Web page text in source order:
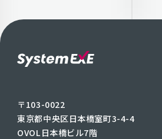
〒103-0022
東京都中央区日本橋室町3-4-4
OVOL日本橋ビル7階